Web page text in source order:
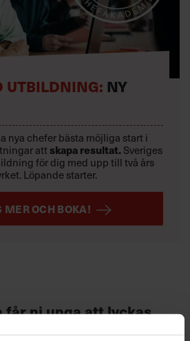
får ni unga att lyckas
UTBILDNING: NY
nya chefer bästa möjliga start i
att skapa resultat. Sveriges
för dig med upp till två års
Löpande starter.
MER OCH BOKA!